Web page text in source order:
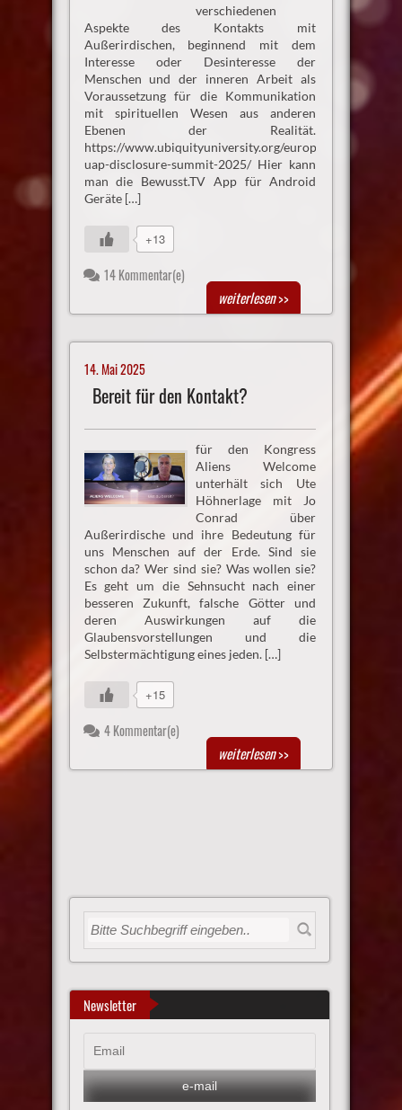
verschiedenen
Aspekte des Kontakts mit
Außerirdischen, beginnend mit dem
Interesse oder Desinteresse der
Menschen und der inneren Arbeit als
Voraussetzung für die Kommunikation
mit spirituellen Wesen aus anderen
Ebenen der Realität.
https://www.ubiquityuniversity.org/european-
uap-disclosure-summit-2025/ Hier kann
man die Bewusst.TV App für Android
Geräte […]
+13
14 Kommentar(e)
weiterlesen>>
14. Mai 2025
Bereit für den Kontakt?
für den Kongress
Aliens Welcome
unterhält sich Ute
Höhnerlage mit Jo
Conrad über
Außerirdische und ihre Bedeutung für
uns Menschen auf der Erde. Sind sie
schon da? Wer sind sie? Was wollen sie?
Es geht um die Sehnsucht nach einer
besseren Zukunft, falsche Götter und
deren Auswirkungen auf die
Glaubensvorstellungen und die
Selbstermächtigung eines jeden. […]
+15
4 Kommentar(e)
weiterlesen>>
Newsletter